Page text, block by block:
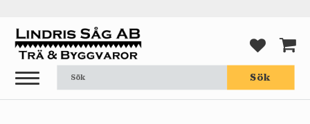
Meny
Sök